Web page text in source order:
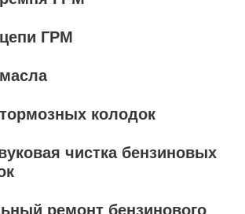
ГРМ
колодок
чистка бензиновых
ремонт бензинового